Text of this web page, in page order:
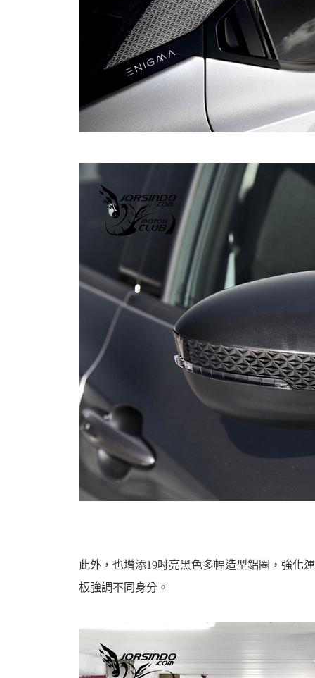
此外，也增添19吋亮黑色多幅造型鋁圈，強化
板強調不同身分。